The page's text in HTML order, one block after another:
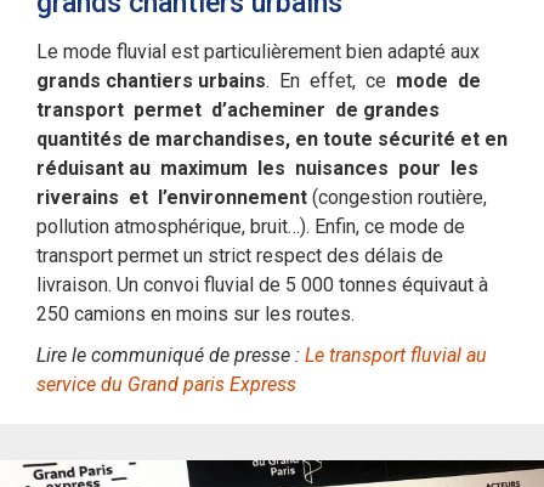
Le mode fluvial est particulièrement bien adapté aux
grands chantiers urbains. En effet, ce mode de
transport permet d’acheminer de grandes
quantités de marchandises, en toute sécurité et en
réduisant au maximum les nuisances pour les
riverains et l’environnement (congestion routière,
pollution atmosphérique, bruit…). Enfin, ce mode de
transport permet un strict respect des délais de
livraison. Un convoi fluvial de 5 000 tonnes équivaut à
250 camions en moins sur les routes.
Lire le communiqué de presse : Le transport fluvial au
service du Grand paris Express